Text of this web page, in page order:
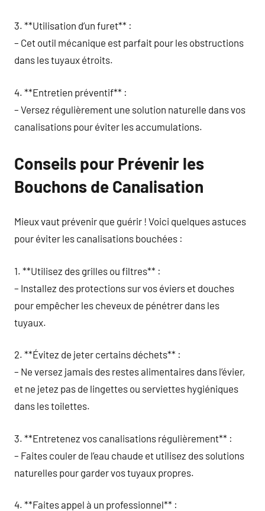
3. **Utilisation d’un furet** :
– Cet outil mécanique est parfait pour les obstructions
dans les tuyaux étroits.
4. **Entretien préventif** :
– Versez régulièrement une solution naturelle dans vos
canalisations pour éviter les accumulations.
Conseils pour Prévenir les
Bouchons de Canalisation
Mieux vaut prévenir que guérir ! Voici quelques astuces
pour éviter les canalisations bouchées :
1. **Utilisez des grilles ou filtres** :
– Installez des protections sur vos éviers et douches
pour empêcher les cheveux de pénétrer dans les
tuyaux.
2. **Évitez de jeter certains déchets** :
– Ne versez jamais des restes alimentaires dans l’évier,
et ne jetez pas de lingettes ou serviettes hygiéniques
dans les toilettes.
3. **Entretenez vos canalisations régulièrement** :
– Faites couler de l’eau chaude et utilisez des solutions
naturelles pour garder vos tuyaux propres.
4. **Faites appel à un professionnel** :